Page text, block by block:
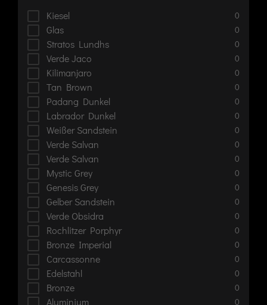
Kiesel 0
Glas 0
Stratos Lundhs 0
Verde Jaco 0
Kilimanjaro 0
Tan Brown 0
Padang Dunkel 0
Labrador Dunkel 0
Weißer Sandstein 0
Verde Salvan 0
Verde Salvan 0
Mystic Grey 0
Genesis Grey 0
Gelber Sandstein 0
Verde Obsidra 0
Rochlitzer Porphyr 0
Bronze Imperial 0
Carcassonne 0
Edelstahl 0
Bronze 0
Aluminium 0